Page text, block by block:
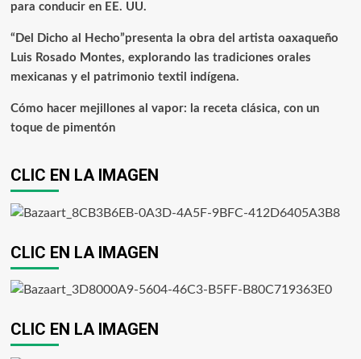
para conducir en EE. UU.
“Del Dicho al Hecho”presenta la obra del artista oaxaqueño
Luis Rosado Montes, explorando las tradiciones orales
mexicanas y el patrimonio textil indígena.
Cómo hacer mejillones al vapor: la receta clásica, con un
toque de pimentón
CLIC EN LA IMAGEN
CLIC EN LA IMAGEN
CLIC EN LA IMAGEN